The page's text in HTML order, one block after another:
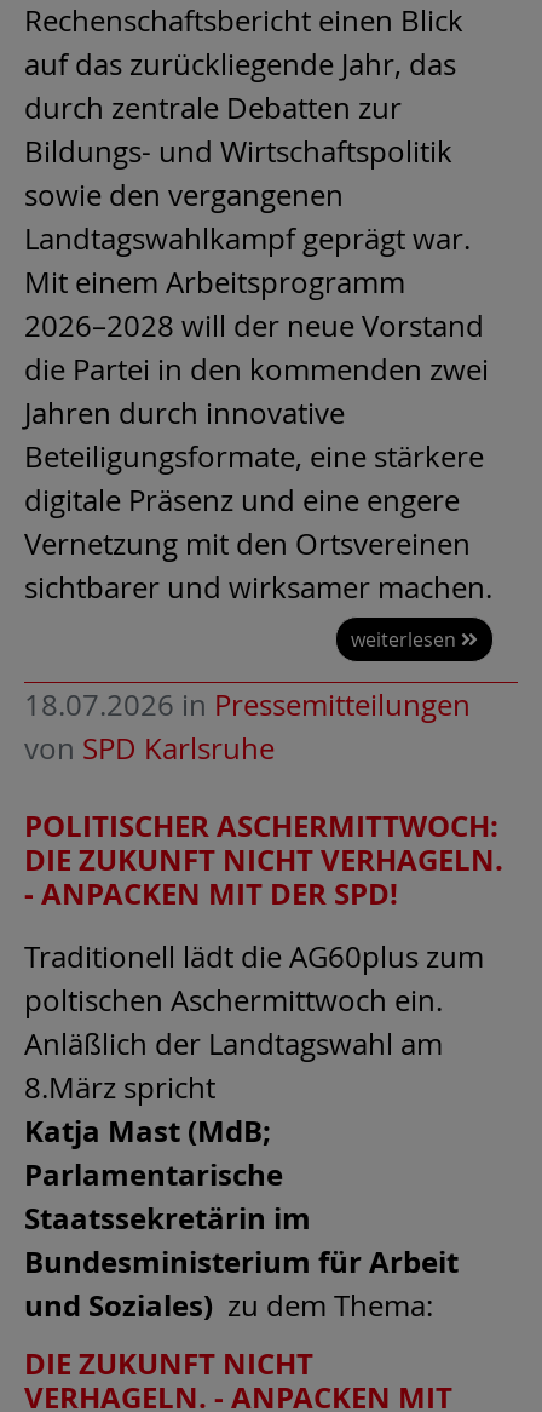
Rechenschaftsbericht einen Blick
auf das zurückliegende Jahr, das
durch zentrale Debatten zur
Bildungs- und Wirtschaftspolitik
sowie den vergangenen
Landtagswahlkampf geprägt war.
Mit einem Arbeitsprogramm
2026–2028 will der neue Vorstand
die Partei in den kommenden zwei
Jahren durch innovative
Beteiligungsformate, eine stärkere
digitale Präsenz und eine engere
Vernetzung mit den Ortsvereinen
sichtbarer und wirksamer machen.
weiterlesen
18.07.2026 in Pressemitteilungen
von SPD Karlsruhe
POLITISCHER ASCHERMITTWOCH:
DIE ZUKUNFT NICHT VERHAGELN.
- ANPACKEN MIT DER SPD!
Traditionell lädt die AG60plus zum
poltischen Aschermittwoch ein.
Anläßlich der Landtagswahl am
8.März spricht
Katja Mast (MdB;
Parlamentarische
Staatssekretärin im
Bundesministerium für Arbeit
und Soziales) zu dem Thema:
DIE ZUKUNFT NICHT
VERHAGELN. - ANPACKEN MIT